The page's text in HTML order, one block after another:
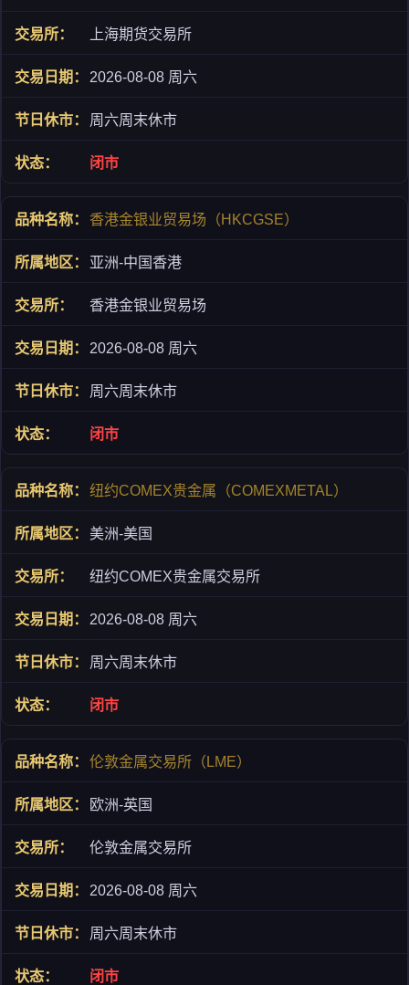
上海期货交易所
2026-08-08 周六
周六周末休市
闭市
香港金银业贸易场（HKCGSE）
亚洲-中国香港
香港金银业贸易场
2026-08-08 周六
周六周末休市
闭市
纽约COMEX贵金属（COMEXMETAL）
美洲-美国
纽约COMEX贵金属交易所
2026-08-08 周六
周六周末休市
闭市
伦敦金属交易所（LME）
欧洲-英国
伦敦金属交易所
2026-08-08 周六
周六周末休市
闭市